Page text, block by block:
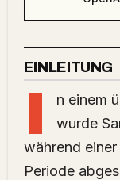
EINLEITUNG
I
n einem
wurde
während einer
Periode